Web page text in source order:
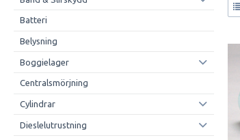
Batteri
Belysning
Boggielager
Centralsmörjning
Cylindrar
Dieslelutrustning